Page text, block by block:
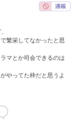
繁栄してなかったと思
マとか司会できるのは
やってた枠だと思うよ